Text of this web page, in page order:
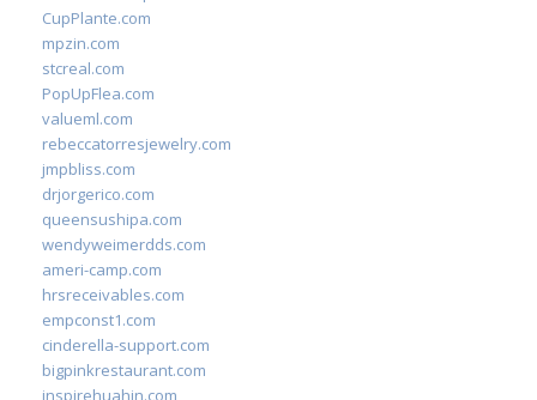
CupPlante.com
mpzin.com
stcreal.com
PopUpFlea.com
valueml.com
rebeccatorresjewelry.com
jmpbliss.com
drjorgerico.com
queensushipa.com
wendyweimerdds.com
ameri-camp.com
hrsreceivables.com
empconst1.com
cinderella-support.com
bigpinkrestaurant.com
inspirehuahin.com